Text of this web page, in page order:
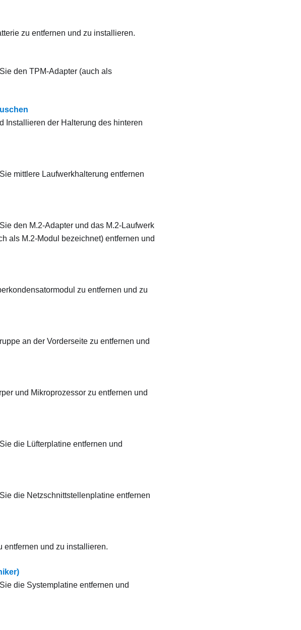
zu entfernen und zu installieren.
den TPM-Adapter (auch als
Installieren der Halterung des hinteren
mittlere Laufwerkhalterung entfernen
den M.2-Adapter und das M.2-Laufwerk
als M.2-Modul bezeichnet) entfernen und
zu entfernen und zu
an der Vorderseite zu entfernen und
und Mikroprozessor zu entfernen und
die Lüfterplatine entfernen und
die Netzschnittstellenplatine entfernen
entfernen und zu installieren.
die Systemplatine entfernen und